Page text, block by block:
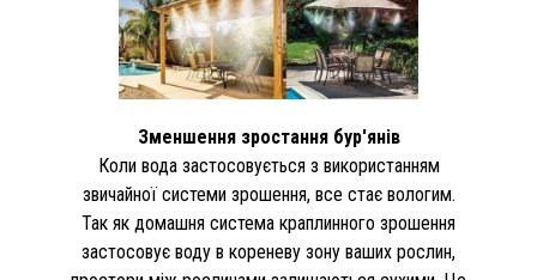
Зменшення зростання бур'янів
Коли вода застосовується з використанням
звичайної системи зрошення, все стає вологим.
Так як домашня система краплинного зрошення
застосовує воду в кореневу зону ваших рослин,